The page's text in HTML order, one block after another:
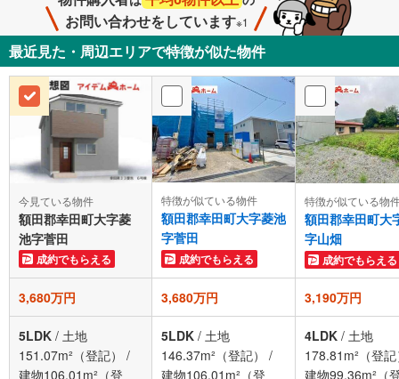
お問い合わせをしています※1
最近見た・周辺エリアで特徴が似た物件
今見ている物件
額田郡幸田町大字菱
池字菅田
成約でもらえる
特徴が似ている物件
額田郡幸田町大字菱池
字菅田
成約でもらえる
特徴が似ている物
額田郡幸田町大
字山畑
成約でもらえる
3,680万円 3,680万円 3,190万円
5LDK / 土地
151.07m²（登記）
/
建物106.01m²（登
5LDK / 土地
146.37m²（登記）
/
建物106.01m²（登
4LDK / 土地
178.81m²（登
建物99.36m²（